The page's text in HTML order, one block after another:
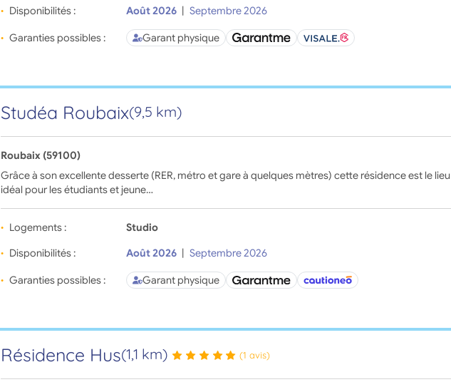
Disponibilités :
Août 2026 | Septembre 2026
Garanties possibles : Garant physique
Studéa Roubaix(9,5 km)
Roubaix (59100)
Grâce à son excellente desserte (RER, métro et gare à quelques mètres) cette résidence est le lieu
idéal pour les étudiants et jeune…
Logements :
Studio
Disponibilités :
Août 2026 | Septembre 2026
Garanties possibles : Garant physique
Résidence Hus(1,1 km) (1 avis)